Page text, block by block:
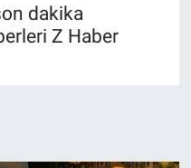
dakika
Z Haber